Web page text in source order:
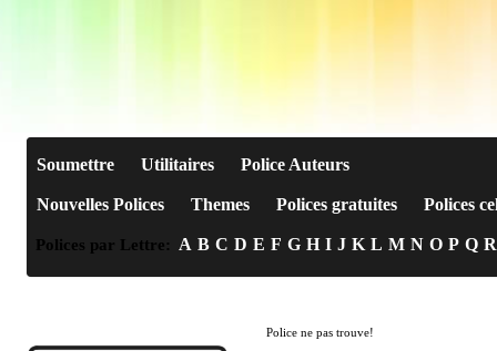
Soumettre Utilitaires Police Auteurs
Nouvelles Polices Themes Polices gratuites Polices
Polices par Lettre: A B C D E F G H I J K L M N O P Q R
Police ne pas trouve!